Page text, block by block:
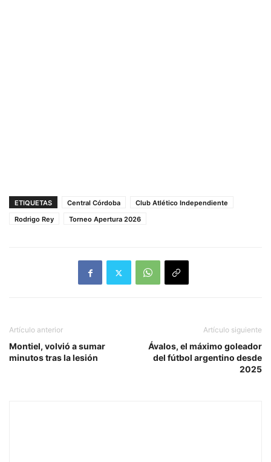
ETIQUETAS Central Córdoba
Club Atlético Independiente
Rodrigo Rey
Torneo Apertura 2026
Artículo anterior
Montiel, volvió a sumar
minutos tras la lesión
Artículo siguiente
Ávalos, el máximo goleador
del fútbol argentino desde
2025